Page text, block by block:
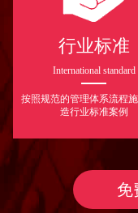
行业标准
International standard
按照规范的管理体系流程
造行业标准案例
免